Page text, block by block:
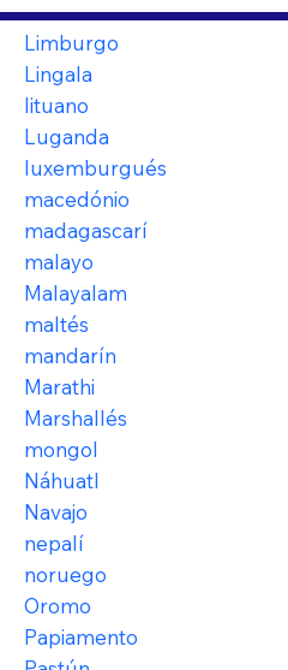
Limburgo
Lingala
lituano
Luganda
luxemburgués
macedónio
madagascarí
malayo
Malayalam
maltés
mandarín
Marathi
Marshallés
mongol
Náhuatl
Navajo
nepalí
noruego
Oromo
Papiamento